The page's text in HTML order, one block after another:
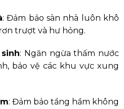
:Đảm bảo sàn nhà luôn khô
trượt và hư hỏng.
: Ngăn ngừa thấm nước
bảo vệ các khu vực xung
:Đảm bảo tầng hầm không